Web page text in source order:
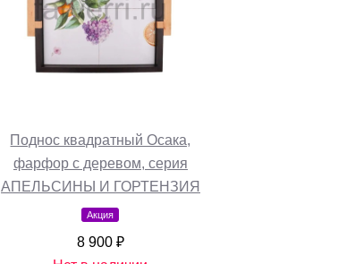
Поднос квадратный Осака,
фарфор с деревом, серия
АПЕЛЬСИНЫ И ГОРТЕНЗИЯ
Акция
8 900 ₽